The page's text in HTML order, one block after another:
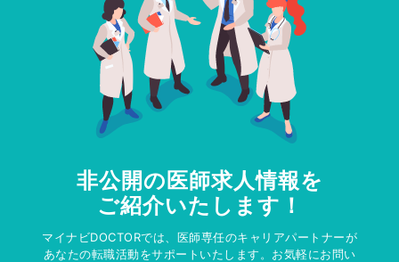
非公開の医師求人情報を
ご紹介いたします！
マイナビDOCTORでは、医師専任のキャリアパートナーが
あなたの転職活動をサポートいたします。お気軽にお問い